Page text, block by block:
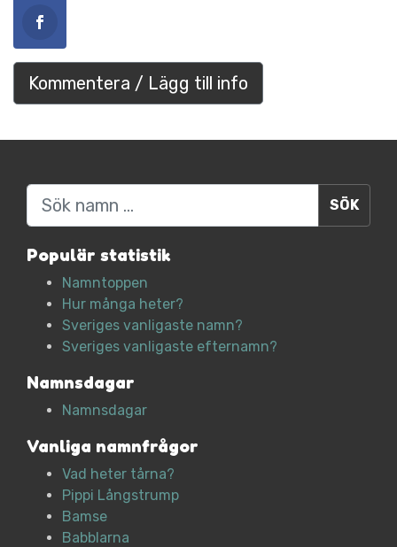
Kommentera / Lägg till info
Sök
Populär statistik
Namntoppen
Hur många heter?
Sveriges vanligaste namn?
Sveriges vanligaste efternamn?
Namnsdagar
Namnsdagar
Vanliga namnfrågor
Vad heter tårna?
Pippi Långstrump
Bamse
Babblarna